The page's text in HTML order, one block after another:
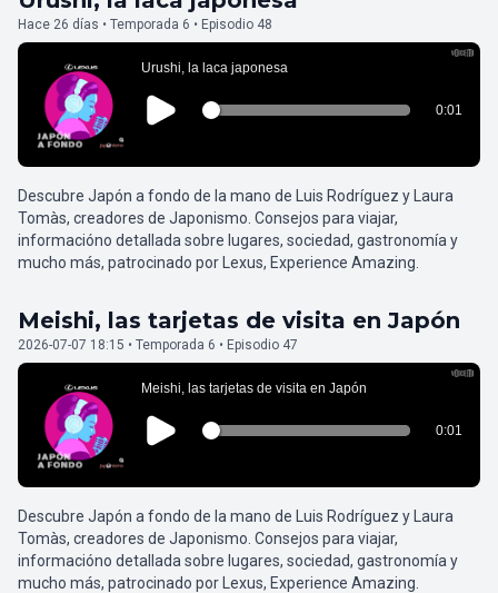
Hace 26 días • Temporada 6 • Episodio 48
Descubre Japón a fondo de la mano de Luis Rodríguez y Laura
Tomàs, creadores de Japonismo. Consejos para viajar,
informacióno detallada sobre lugares, sociedad, gastronomía y
mucho más, patrocinado por Lexus, Experience Amazing.
Meishi, las tarjetas de visita en Japón
2026-07-07 18:15 • Temporada 6 • Episodio 47
Descubre Japón a fondo de la mano de Luis Rodríguez y Laura
Tomàs, creadores de Japonismo. Consejos para viajar,
informacióno detallada sobre lugares, sociedad, gastronomía y
mucho más, patrocinado por Lexus, Experience Amazing.